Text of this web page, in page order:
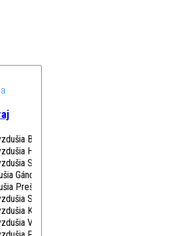
Bardejov, Pod Vinbargom
Humenné, Nám. Slobody
Stará Lesná, AÚ SAV, EMEP
Gánovce, Meteo. st.
Prešov, Arm. gen. L. Svobodu
Starina, Vodná nádrž, EMEP
Kolonické sedlo, Hvezdáreň
Vranov nad Topľou, M. R. Štefánika